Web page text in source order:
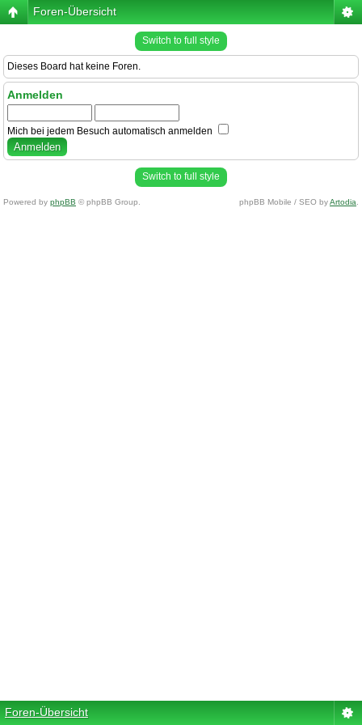
Foren-Übersicht
Switch to full style
Dieses Board hat keine Foren.
Anmelden
Mich bei jedem Besuch automatisch anmelden
Switch to full style
Powered by phpBB © phpBB Group. phpBB Mobile / SEO byArtodia
Foren-Übersicht